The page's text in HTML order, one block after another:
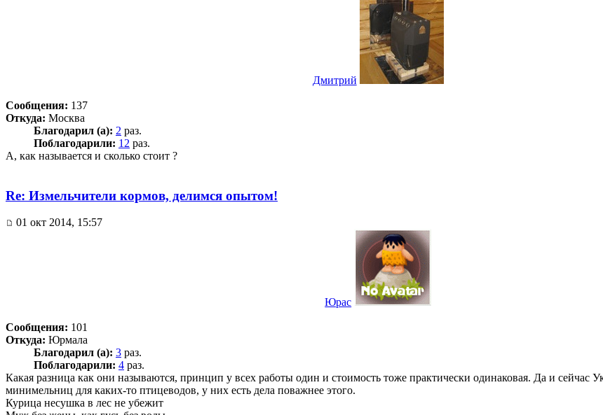
Дмитрий
Сообщения: 137
Откуда: Москва
Благодарил (а): 2 раз.
Поблагодарили: 12 раз.
А, как называется и сколько стоит ?
Re: Измельчители кормов, делимся опытом!
01 окт 2014, 15:57
Юрас
Сообщения: 101
Откуда: Юрмала
Благодарил (а): 3 раз.
Поблагодарили: 4 раз.
Какая разница как они называются, принцип у всех работы один и стоимость тоже практически одинаковая. Да и сейчас
минимельниц для каких-то птицеводов, у них есть дела поважнее этого.
Курица несушка в лес не убежит